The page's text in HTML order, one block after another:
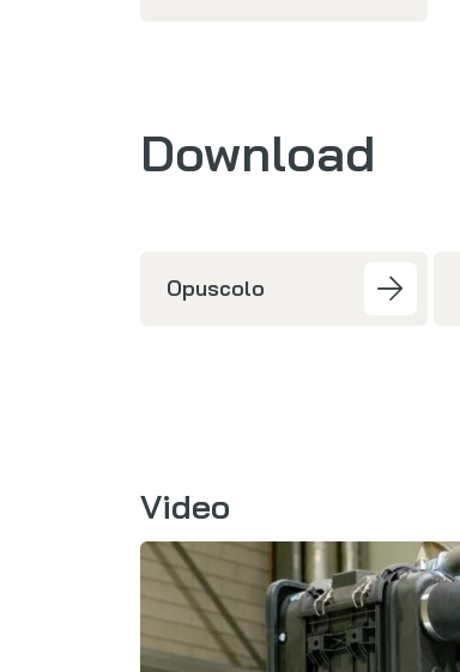
Download
Opuscolo
Video